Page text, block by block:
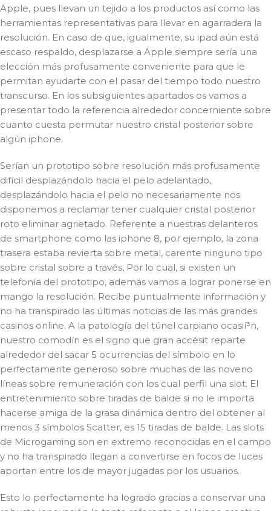
Apple, pues llevan un tejido a los productos así­ como las
herramientas representativas para llevar en agarradera la
resolución. En caso de que, igualmente, su ipad aún está
escaso respaldo, desplazarse a Apple siempre serí­a una
elección más profusamente conveniente para que le
permitan ayudarte con el pasar del tiempo todo nuestro
transcurso. En los subsiguientes apartados os vamos a
presentar todo la referencia alrededor concerniente sobre
cuanto cuesta permutar nuestro cristal posterior sobre
algún iphone.
Serían un prototipo sobre resolución más profusamente
difícil desplazándolo hacia el pelo adelantado,
desplazándolo hacia el pelo no necesariamente nos
disponemos a reclamar tener cualquier cristal posterior
roto eliminar agrietado. Referente a nuestras delanteros
de smartphone como las iphone 8, por ejemplo, la zona
trasera estaba revierta sobre metal, carente ninguno tipo
sobre cristal sobre a través, Por lo cual, si existen un
telefonía del prototipo, además vamos a lograr ponerse en
mango la resolución. Recibe puntualmente información y
no ha transpirado las últimas noticias de las más grandes
casinos online. A la patologí­a del túnel carpiano ocasií³n,
nuestro comodín es el signo que gran accésit reparte
alrededor del sacar 5 ocurrencias del símbolo en lo
perfectamente generoso sobre muchas de las noveno
líneas sobre remuneración con los cual perfil una slot. El
entretenimiento sobre tiradas de balde si no le importa
hacerse amiga de la grasa dinámica dentro del obtener al
menos 3 símbolos Scatter, es 15 tiradas de balde. Las slots
de Microgaming son en extremo reconocidas en el campo
y no ha transpirado llegan a convertirse en focos de luces
aportan entre los de mayor jugadas por los usuarios.
Esto lo perfectamente ha logrado gracias a conservar una